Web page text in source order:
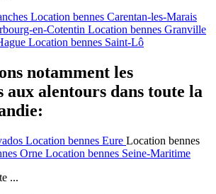
Location bennes Carentan-les-Marais
en-Cotentin Location bennes Granville
Location bennes Saint-Lô
notamment les
aux alentours dans toute la
Location bennes Eure Location bennes
Orne Location bennes Seine-Maritime
...